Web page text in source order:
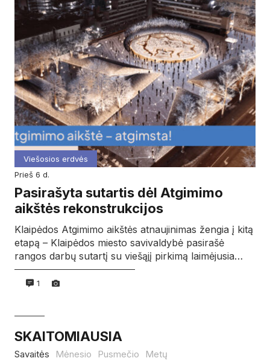
Viešosios erdvės
prieš 6 d.
Pasirašyta sutartis dėl Atgimimo
aikštės rekonstrukcijos
Klaipėdos Atgimimo aikštės atnaujinimas žengia į kitą
etapą – Klaipėdos miesto savivaldybė pasirašė
rangos darbų sutartį su viešąjį pirkimą laimėjusia…
1
SKAITOMIAUSIA
Savaitės Mėnesio Pusmečio Metų